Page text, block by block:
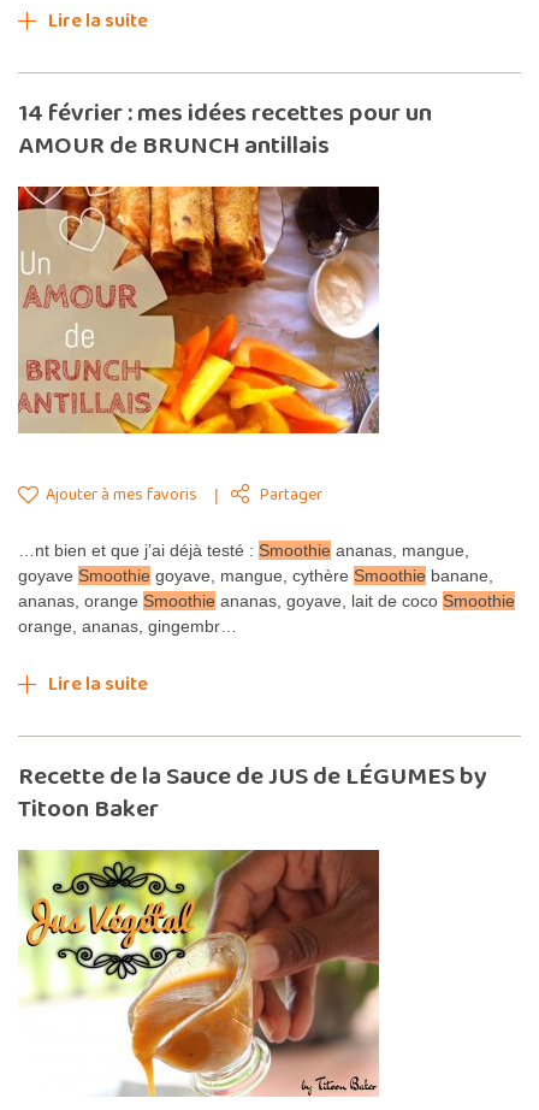
Lire la suite
14 février : mes idées recettes pour un
AMOUR de BRUNCH antillais
Ajouter à mes favoris Partager
…nt bien et que j’ai déjà testé : Smoothie ananas, mangue,
goyave Smoothie goyave, mangue, cythère Smoothie banane,
ananas, orange Smoothie ananas, goyave, lait de coco Smoothie
orange, ananas, gingembr…
Lire la suite
Recette de la Sauce de JUS de LÉGUMES by
Titoon Baker